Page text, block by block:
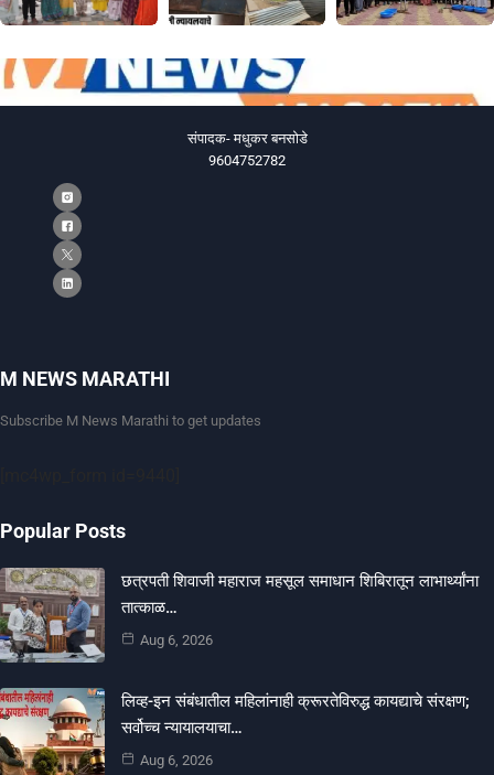
संपादक- मधुकर बनसोडे
9604752782
M NEWS MARATHI
Subscribe M News Marathi to get updates
Popular Posts
छत्रपती शिवाजी महाराज महसूल समाधान शिबिरातून लाभार्थ्यांना
तात्काळ…
Aug 6, 2026
लिव्ह-इन संबंधातील महिलांनाही क्रूरतेविरुद्ध कायद्याचे संरक्षण;
सर्वोच्च न्यायालयाचा…
Aug 6, 2026